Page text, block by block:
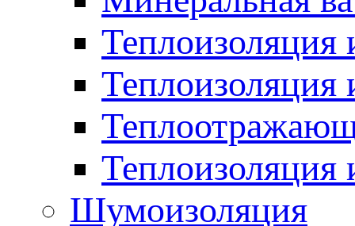
Теплоизоляция
Теплоизоляция
Теплоизоляция
Шумоизоляция